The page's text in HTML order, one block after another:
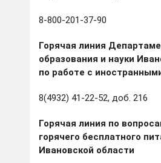
8-800-201-37-90
Горячая линия
образования и науки
по работе с
8(4932) 41-22-52, доб. 216
Горячая линия по
горячего бесплатного
Ивановской области